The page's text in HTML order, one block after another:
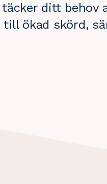
ditt behov
ökad skörd,